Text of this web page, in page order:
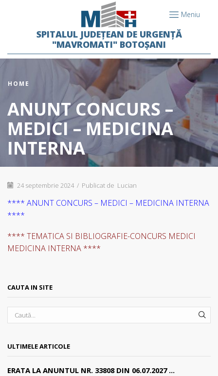
Meniu
SPITALUL JUDEȚEAN DE URGENȚĂ
"MAVROMATI" BOTOȘANI
HOME
ANUNT CONCURS –
MEDICI – MEDICINA
INTERNA
24 septembrie 2024 / Publicat de Lucian
**** ANUNT CONCURS – MEDICI – MEDICINA INTERNA
****
**** TEMATICA SI BIBLIOGRAFIE-CONCURS MEDICI
MEDICINA INTERNA ****
CAUTA IN SITE
ULTIMELE ARTICOLE
ERATA LA ANUNTUL NR. 33808 DIN 06.07.2027 ...